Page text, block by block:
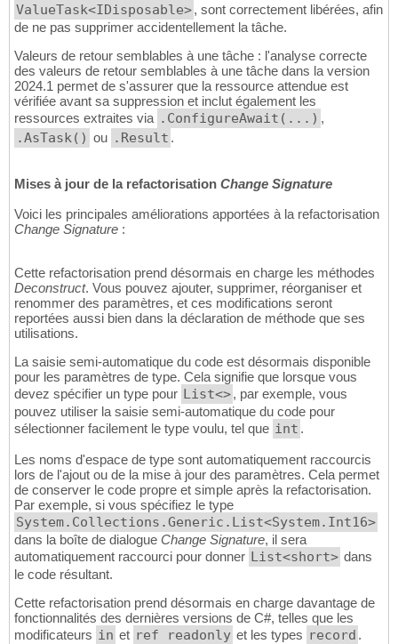
ValueTask<IDisposable>, sont correctement libérées, afin
de ne pas supprimer accidentellement la tâche.
Valeurs de retour semblables à une tâche : l'analyse correcte
des valeurs de retour semblables à une tâche dans la version
2024.1 permet de s'assurer que la ressource attendue est
vérifiée avant sa suppression et inclut également les
ressources extraites via .ConfigureAwait(...) ,
.AsTask() ou .Result .
Mises à jour de la refactorisation Change Signature
Voici les principales améliorations apportées à la refactorisation
Change Signature :
Cette refactorisation prend désormais en charge les méthodes
Deconstruct. Vous pouvez ajouter, supprimer, réorganiser et
renommer des paramètres, et ces modifications seront
reportées aussi bien dans la déclaration de méthode que ses
utilisations.
La saisie semi-automatique du code est désormais disponible
pour les paramètres de type. Cela signifie que lorsque vous
devez spécifier un type pour List<>, par exemple, vous
pouvez utiliser la saisie semi-automatique du code pour
sélectionner facilement le type voulu, tel que int .
Les noms d'espace de type sont automatiquement raccourcis
lors de l'ajout ou de la mise à jour des paramètres. Cela permet
de conserver le code propre et simple après la refactorisation.
Par exemple, si vous spécifiez le type
System.Collections.Generic.List<System.Int16>
dans la boîte de dialogue Change Signature, il sera
automatiquement raccourci pour donner List<short> dans
le code résultant.
Cette refactorisation prend désormais en charge davantage de
fonctionnalités des dernières versions de C#, telles que les
modificateurs in et ref readonly et les types record .